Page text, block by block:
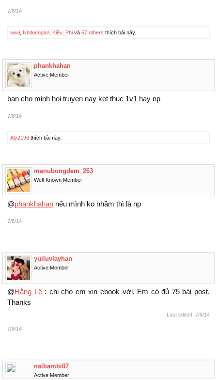
7/8/14
wiwi Nhitocngan Kiều_Phi và 57 others thích bài này.
phankhahan
Active Member
ban cho minh hoi truyen nay ket thuc 1v1 hay np
7/8/14
Aly2196 thích bài này.
manubongdem_263
Well-Known Member
@phankhahan nếu mình ko nhầm là np
7/8/14
yuiluvlayhan
Active Member
@Hằng Lê: chị cho em xin ebook với. Em có đủ 75 bài post.
Thanks
Last edited: 7/8/14
7/8/14
naibambi07
Active Member